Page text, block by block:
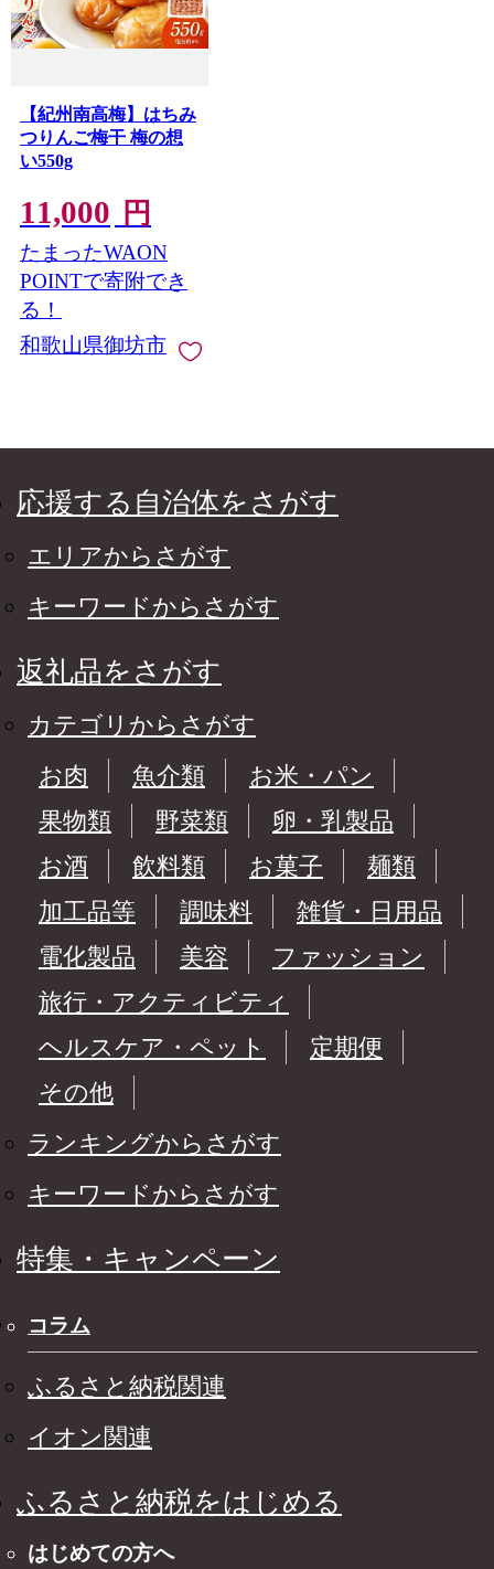
【紀州南高梅】はちみ
つりんご梅干 梅の想
い550g
11,000 円
たまったWAON
POINTで寄附でき
る！
和歌山県御坊市
応援する自治体をさがす
エリアからさがす
キーワードからさがす
返礼品をさがす
カテゴリからさがす
お肉
魚介類
お米・パン
果物類
野菜類
卵・乳製品
お酒
飲料類 お菓子
麺類
加工品等
調味料
雑貨・日用品
電化製品
美容
ファッション
旅行・アクティビティ
ヘルスケア・ペット
定期便
その他
ランキングからさがす
キーワードからさがす
特集・キャンペーン
コラム
ふるさと納税関連
イオン関連
ふるさと納税をはじめる
はじめての方へ